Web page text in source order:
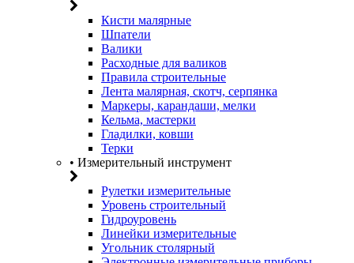
Кисти малярные
Шпатели
Валики
Расходные для валиков
Правила строительные
Лента малярная, скотч, серпянка
Маркеры, карандаши, мелки
Кельма, мастерки
Гладилки, ковши
Терки
• Измерительный инструмент
Рулетки измерительные
Уровень строительный
Гидроуровень
Линейки измерительные
Угольник столярный